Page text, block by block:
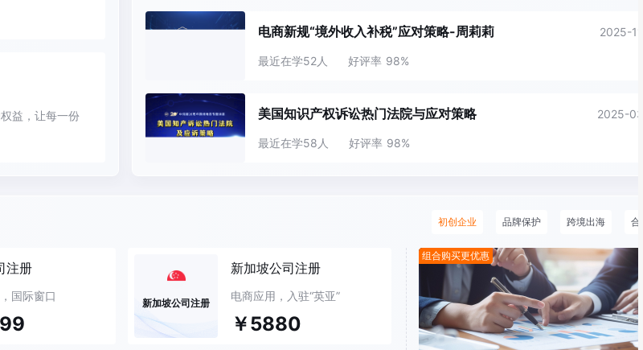
深圳市退役军人创业创新大赛二等奖
沙特阿拉伯 尼斯 台湾 伊拉克
益，让每一份
电商新规“境外收入补税”应对策略-周莉莉 2025-
最近在学52人 好评率 98%
美国知识产权诉讼热门法院与应对策略 2025-
最近在学58人 好评率 98%
初创企业 品牌保护 跨境出海 合
注册
国际窗口
新加坡公司注册
新加坡公司注册
电商应用，入驻“英亚”
￥5880
组合购买更优惠